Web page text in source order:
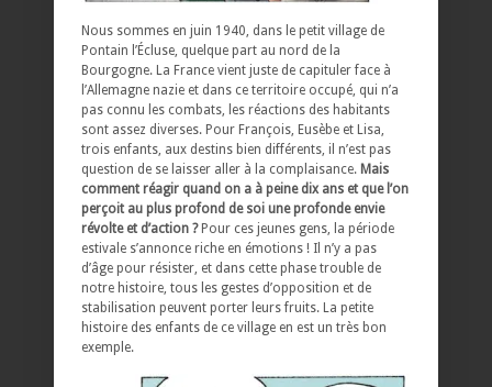
Nous sommes en juin 1940, dans le petit village de
Pontain l’Écluse, quelque part au nord de la
Bourgogne. La France vient juste de capituler face à
l’Allemagne nazie et dans ce territoire occupé, qui n’a
pas connu les combats, les réactions des habitants
sont assez diverses. Pour François, Eusèbe et Lisa,
trois enfants, aux destins bien différents, il n’est pas
question de se laisser aller à la complaisance. Mais
comment réagir quand on a à peine dix ans et que l’on
perçoit au plus profond de soi une profonde envie
révolte et d’action ?Pour ces jeunes gens, la période
estivale s’annonce riche en émotions ! Il n’y a pas
d’âge pour résister, et dans cette phase trouble de
notre histoire, tous les gestes d’opposition et de
stabilisation peuvent porter leurs fruits. La petite
histoire des enfants de ce village en est un très bon
exemple.